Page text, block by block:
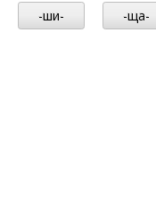
-ши- -ща-